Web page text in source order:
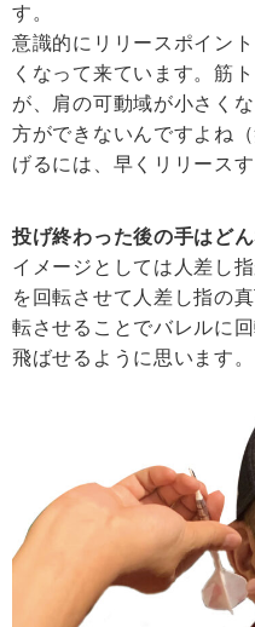
す。
意識的にリリースポイン
くなって来ています。筋
が、肩の可動域が小さく
方ができないんですよね
げるには、早くリリース
投げ終わった後の手はど
イメージとしては人差し
を回転させて人差し指の
転させることでバレルに
飛ばせるように思います。